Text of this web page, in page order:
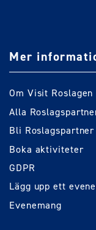
Mer
Om Visit Roslagen
Alla
Bli Roslagspartner
Boka aktiviteter
GDPR
Lägg upp ett
Evenemang